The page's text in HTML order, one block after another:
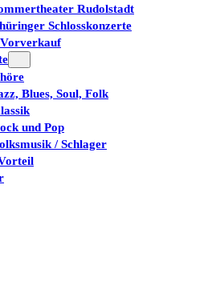
Rudolstadt
Schlosskonzerte
Blues, Soul, Folk
und Pop
/ Schlager